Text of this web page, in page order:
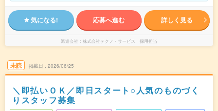
気になる! 応募へ進む 詳しく見る
派遣会社 株式会社テクノ・サービス 採用担当
未読 掲載日 2026/06/25
＼即払いＯＫ／即日スタート○人気のものづく
りスタッフ募集